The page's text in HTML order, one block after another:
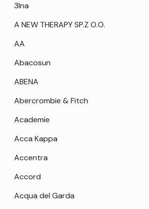
3Ina
A NEW THERAPY SP.Z O.O.
AA
Abacosun
ABENA
Abercrombie & Fitch
Academie
Acca Kappa
Accentra
Accord
Acqua del Garda